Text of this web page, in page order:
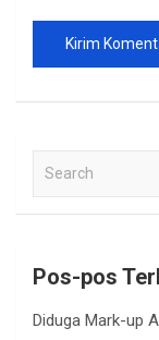
a
c
Pos-pos
Diduga Mark-up